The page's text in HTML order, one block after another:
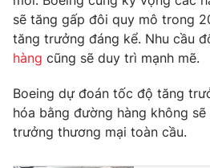
Giải sao mai
Sao
Làm đẹp
Chất lượng cuộc sống
Giáo dục
Tuyển sinh
Công nghệ
Hitech Công nghệ tương lai
Sản phẩm
Giao lưu trực tuyến
sẽ tăng gấp đôi quy mô trong
tăng trưởng đáng kể. Nhu cầu
hàng cũng sẽ duy trì mạnh mẽ.
Boeing dự đoán tốc độ tăng
hóa bằng đường hàng không
trưởng thương mại toàn cầu.